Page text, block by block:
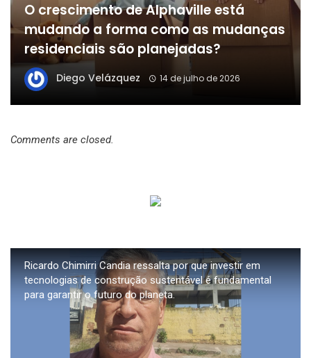
O crescimento de Alphaville está
mudando a forma como as mudanças
residenciais são planejadas?
Diego Velázquez 14 de julho de 2026
Comments are closed.
Ricardo Chimirri Candia ressalta por que investir em
tecnologias de construção sustentável é fundamental
para garantir o futuro do planeta.